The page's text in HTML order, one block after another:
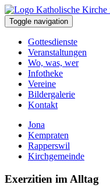
Toggle navigation
Gottesdienste
Veranstaltungen
Wo, was, wer
Infotheke
Vereine
Bildergalerie
Kontakt
Jona
Kempraten
Rapperswil
Kirchgemeinde
Exerzitien im Alltag